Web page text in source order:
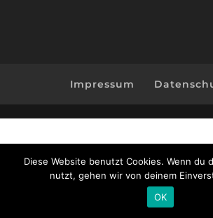
Impressum
Diese Website benutzt Cookies. Wenn du
nutzt, gehen wir von deinem
OK